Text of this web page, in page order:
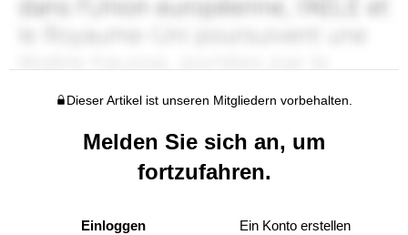
Dieser Artikel ist unseren Mitgliedern vorbehalten.
Melden Sie sich an, um
fortzufahren.
Einloggen Ein Konto erstellen